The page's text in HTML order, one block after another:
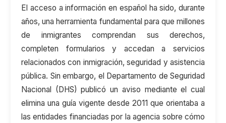
El acceso a información en español ha sido, durante
años, una herramienta fundamental para que millones
de inmigrantes comprendan sus derechos,
completen formularios y accedan a servicios
relacionados con inmigración, seguridad y asistencia
pública. Sin embargo, el Departamento de Seguridad
Nacional (DHS) publicó un aviso mediante el cual
elimina una guía vigente desde 2011 que orientaba a
las entidades financiadas por la agencia sobre cómo